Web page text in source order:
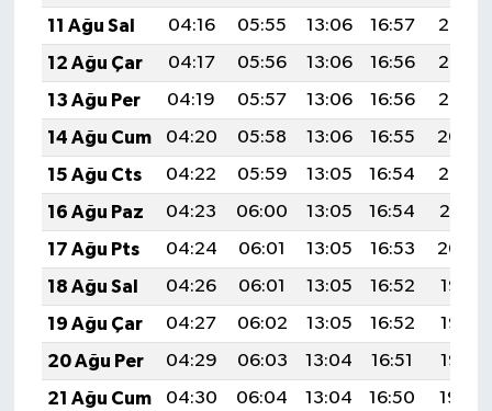
11 Ağu Sal
04:16 05:55 13:06 16:57
20:08
12 Ağu Çar
04:17 05:56 13:06 16:56
20:06
13 Ağu Per
04:19 05:57 13:06 16:56
20:05
14 Ağu Cum
04:20 05:58 13:06 16:55
20:04
15 Ağu Cts
04:22 05:59 13:05 16:54
20:02
16 Ağu Paz
04:23 06:00 13:05 16:54
20:01
17 Ağu Pts
04:24 06:01 13:05 16:53
20:00
18 Ağu Sal
04:26 06:01 13:05 16:52
19:58
19 Ağu Çar
04:27 06:02 13:05 16:52
19:57
20 Ağu Per
04:29 06:03 13:04 16:51
19:55
21 Ağu Cum
04:30 06:04 13:04 16:50
19:54